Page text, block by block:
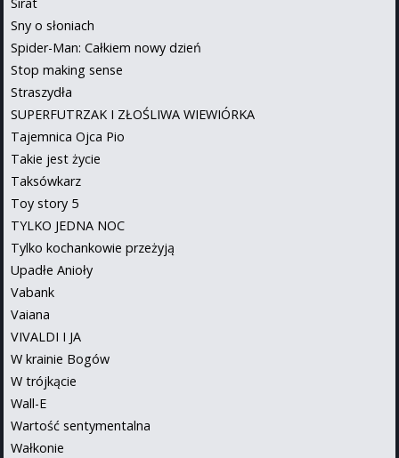
Sirat
Sny o słoniach
Spider-Man: Całkiem nowy dzień
Stop making sense
Straszydła
SUPERFUTRZAK I ZŁOŚLIWA WIEWIÓRKA
Tajemnica Ojca Pio
Takie jest życie
Taksówkarz
Toy story 5
TYLKO JEDNA NOC
Tylko kochankowie przeżyją
Upadłe Anioły
Vabank
Vaiana
VIVALDI I JA
W krainie Bogów
W trójkącie
Wall-E
Wartość sentymentalna
Wałkonie